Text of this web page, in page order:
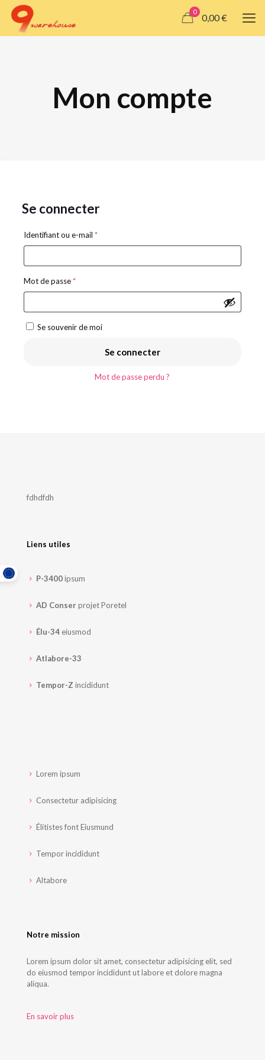
0
0,00 €
Mon compte
Se connecter
Identifiant ou e-mail *Obligatoire
Mot de passe*Obligatoire
Se souvenir de moi
Se connecter
Mot de passe perdu ?
fdhdfdh
Liens utiles
P-3400ipsum
AD Conserprojet Poretel
Élu-34 eiusmod
Atlabore-33
Tempor-Z incididunt
Lorem ipsum
Consectetur adipisicing
Élitistes font Eiusmund
Tempor incididunt
Altabore
Notre mission
Lorem ipsum dolor sit amet, consectetur adipisicing elit, sed
do eiusmod tempor incididunt ut labore et dolore magna
aliqua.
En savoir plus